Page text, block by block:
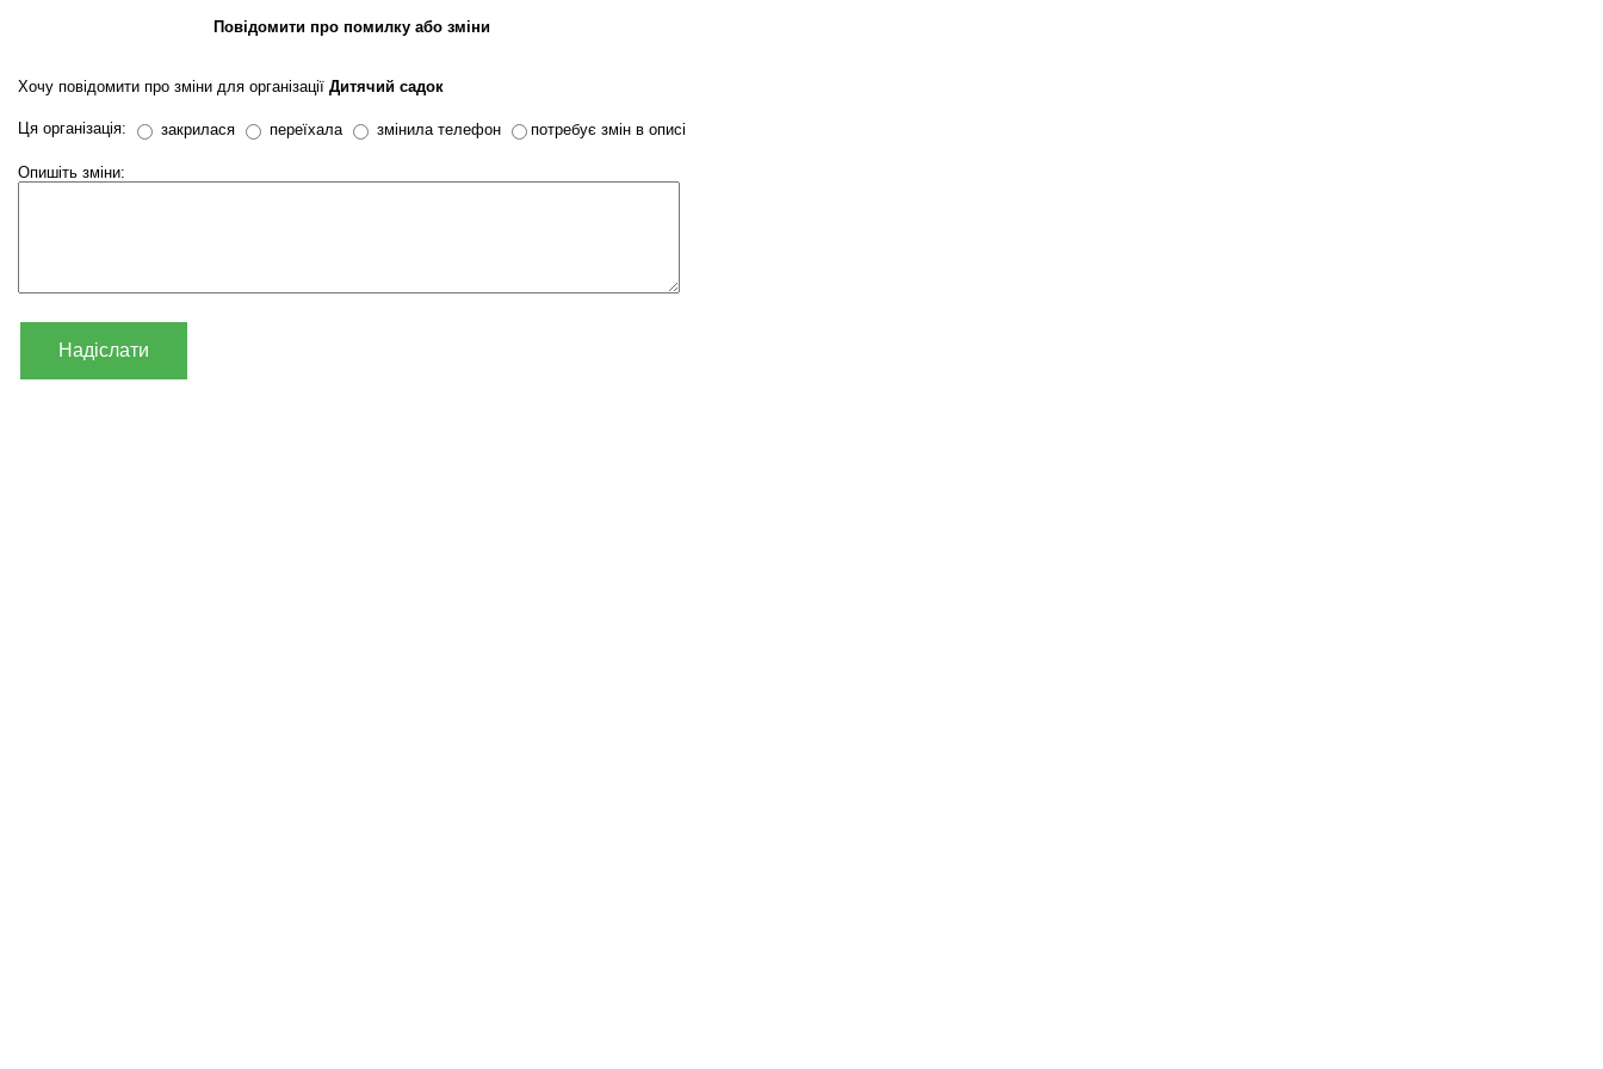
Повідомити про помилку або зміни
Хочу повідомити про зміни для організації Дитячий садок
Ця організація: закрилася переїхала змінила телефон потребує змін в описі
Опишіть зміни:
Надіслати